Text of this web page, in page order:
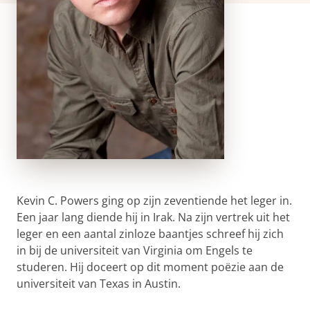
Kevin C. Powers ging op zijn zeventiende het leger in.
Een jaar lang diende hij in Irak. Na zijn vertrek uit het
leger en een aantal zinloze baantjes schreef hij zich
in bij de universiteit van Virginia om Engels te
studeren. Hij doceert op dit moment poëzie aan de
universiteit van Texas in Austin.